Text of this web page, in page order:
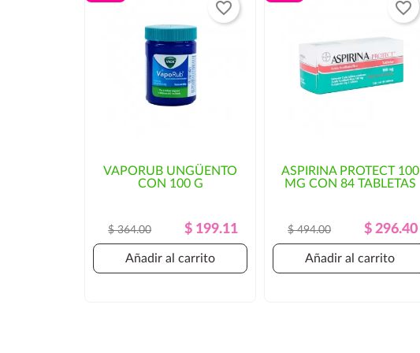
VAPORUB UNGÜENTO
CON 100 G
Precio
Regular
$ 364.00 Precio
$ 199.11
Añadir al carrito
favorite_border
ASPIRINA PROTECT 100
MG CON 84 TABLETAS
Precio
Regular
$ 494.00 Precio
$ 296.40
Añadir al carrito
favorite_border